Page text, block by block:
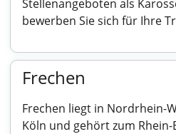
Stellenangeboten als
bewerben Sie sich für Ihre
Frechen
Frechen liegt in Nordrhein-
Köln und gehört zum